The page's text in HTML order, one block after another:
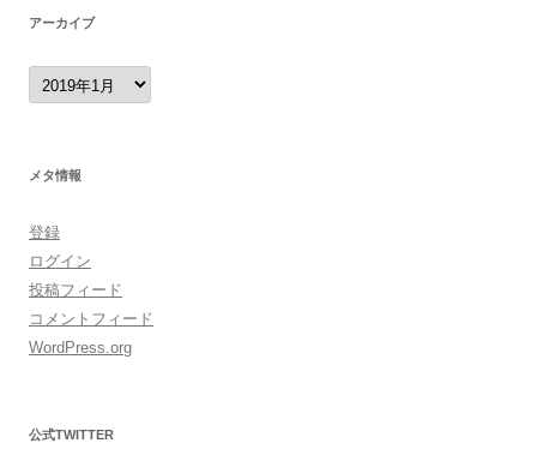
アーカイブ
ア
ー
カ
メタ情報
登録
ログイン
投稿フィード
コメントフィード
WordPress.org
公式TWITTER